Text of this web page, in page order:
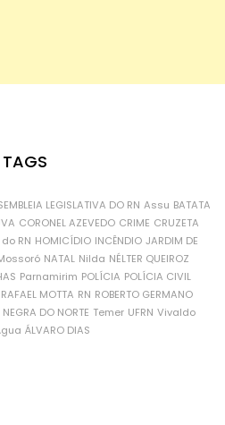
TAGS
LEGISLATIVA DO RN Assu BATATA
CORONEL AZEVEDO CRIME CRUZETA
RN HOMICÍDIO INCÊNDIO JARDIM DE
NATAL Nilda NÉLTER QUEIROZ
Parnamirim POLÍCIA POLÍCIA CIVIL
RAFAEL MOTTA RN ROBERTO GERMANO
NEGRA DO NORTE Temer UFRN Vivaldo
ÁLVARO DIAS